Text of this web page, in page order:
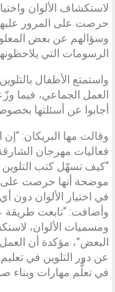
لاستكشاف الألوان
حرصت على المرور
وسؤالهم عن بعض
الرسومات التي
واستمتع الأطفال
العمل الجماعي، فيما
أجابوا عن أسئلتها
وقالت مها البريكان:
فعاليات مهرجان
“كيف تسهّل كتب
موضحة أنها حرصت على
في اختيار الألوان دون
وأضافت: “تابعت
ومسميات الألوان،
البعض”، مؤكدة أن
عن دور التلوين في
في تعلُّم مهارات وبناء